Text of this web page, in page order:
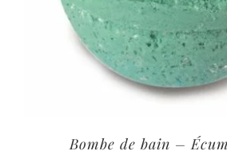
Bombe de bain –